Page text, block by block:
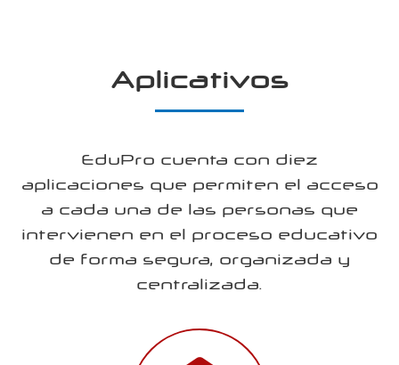
Aplicativos
EduPro cuenta con diez
aplicaciones que permiten el acceso
a cada una de las personas que
intervienen en el proceso educativo
de forma segura, organizada y
centralizada.